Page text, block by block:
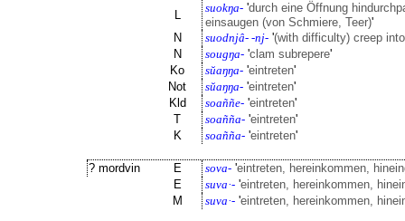
L
suokŋa- 'durch eine Öffnung
einsaugen (von Schmiere, Teer)'
N
suodnjâ- -nj- '(with difficulty) creep
N
sougŋa- 'clam subrepere'
Ko
sŭaŋŋa- 'eintreten'
Not
sŭaŋŋa- 'eintreten'
Kld
soaññe- 'eintreten'
T
soañña- 'eintreten'
K
soañña- 'eintreten'
? mordvin E sova- 'eintreten, hereinkommen,
E
suva·- 'eintreten, hereinkommen,
M
suva·- 'eintreten, hereinkommen,